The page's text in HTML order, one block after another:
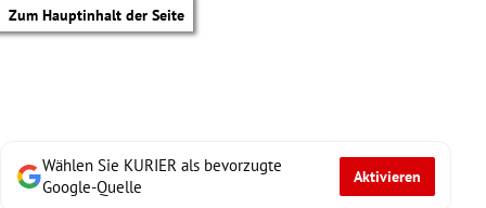
Zum Hauptinhalt der Seite
Wählen Sie KURIER als bevorzugte
Google-Quelle
Aktivieren